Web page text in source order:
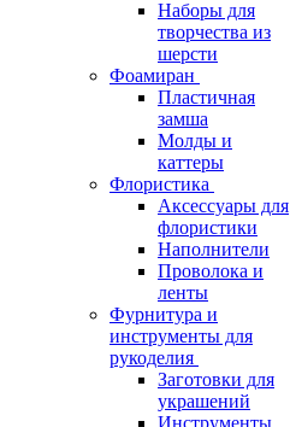
Наборы для
творчества из
шерсти
Фоамиран
Пластичная
замша
Молды и
каттеры
Флористика
Аксессуары для
флористики
Наполнители
Проволока и
ленты
Фурнитура и
инструменты для
рукоделия
Заготовки для
украшений
Инструменты